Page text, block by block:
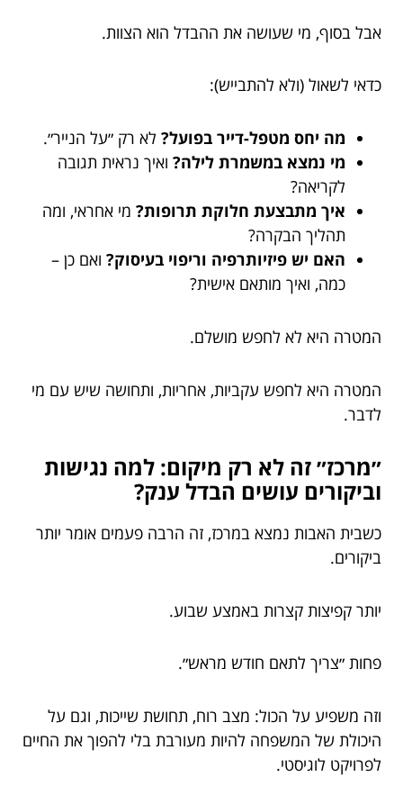
אבל בסוף, מי שעושה את ההבדל הוא הצוות.
כדאי לשאול (ולא להתבייש):
מה יחס מטפל-דייר בפועל? לא רק ״על הנייר״.
מי נמצא במשמרת לילה? ואיך נראית תגובה
לקריאה?
איך מתבצעת חלוקת תרופות? מי אחראי, ומה
תהליך הבקרה?
האם יש פיזיותרפיה וריפוי בעיסוק? ואם כן –
כמה, ואיך מותאם אישית?
המטרה היא לא לחפש מושלם.
המטרה היא לחפש עקביות, אחריות, ותחושה שיש עם מי
לדבר.
״מרכז״ זה לא רק מיקום: למה נגישות
וביקורים עושים הבדל ענק?
כשבית האבות נמצא במרכז, זה הרבה פעמים אומר יותר
ביקורים.
יותר קפיצות קצרות באמצע שבוע.
פחות ״צריך לתאם חודש מראש״.
וזה משפיע על הכול: מצב רוח, תחושת שייכות, וגם על
היכולת של המשפחה להיות מעורבת בלי להפוך את החיים
לפרויקט לוגיסטי.